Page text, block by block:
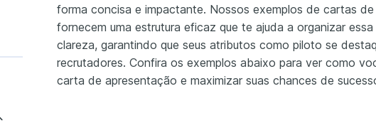
forma concisa e impactante. Nossos exemplos de cartas
fornecem uma estrutura eficaz que te ajuda a organizar
clareza, garantindo que seus atributos como piloto se
recrutadores. Confira os exemplos abaixo para ver como
carta de apresentação e maximizar suas chances de